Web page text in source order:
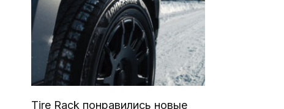
Tire Rack понравились новые